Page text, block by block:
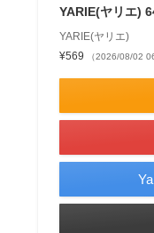
YARIE(ヤリエ)
YARIE(ヤリエ)
¥569
（2026/08/02